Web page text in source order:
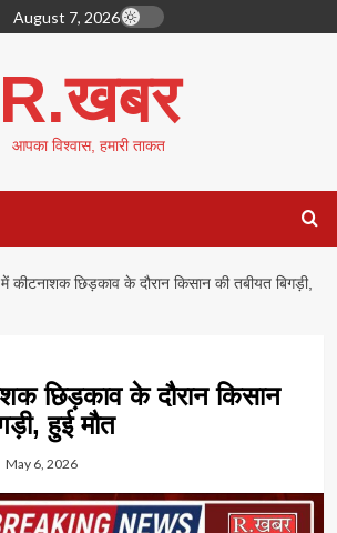
August 7, 2026
R.खबर
आपका विश्वास, हमारी ताकत
कीटनाशक छिड़काव के दौरान किसान की तबीयत बिगड़ी,
छिड़काव के दौरान किसान
हुई मौत
May 6, 2026